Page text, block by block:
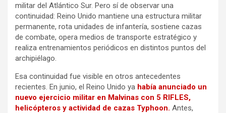
militar del Atlántico Sur. Pero sí de observar una
continuidad: Reino Unido mantiene una estructura militar
permanente, rota unidades de infantería, sostiene cazas
de combate, opera medios de transporte estratégico y
realiza entrenamientos periódicos en distintos puntos del
archipiélago.
Esa continuidad fue visible en otros antecedentes
recientes. En junio, el Reino Unido ya había anunciado un
nuevo ejercicio militar en Malvinas con 5 RIFLES,
helicópteros y actividad de cazas Typhoon. Antes,